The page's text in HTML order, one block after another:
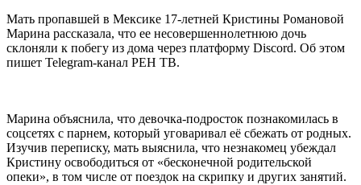
Мать пропавшей в Мексике 17-летней Кристины Романовой
Марина рассказала, что ее несовершеннолетнюю дочь
склоняли к побегу из дома через платформу Discord. Об этом
пишет Telegram-канал РЕН ТВ.
Марина объяснила, что девочка-подросток познакомилась в
соцсетях с парнем, который уговаривал её сбежать от родных.
Изучив переписку, мать выяснила, что незнакомец убеждал
Кристину освободиться от «бесконечной родительской
опеки», в том числе от поездок на скрипку и других занятий.